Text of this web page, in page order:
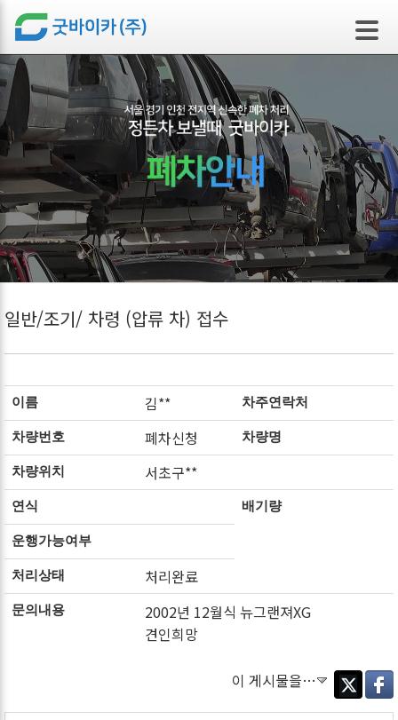
본문 바로가기
일반/조기/ 차령 (압류 차) 접수
이름 김** 차주연락처
차량번호 폐차신청 차량명
차량위치 서초구**
연식 배기량
운행가능여부
처리상태 처리완료
문의내용
2002년 12월식 뉴그랜져XG
견인희망
이 게시물을…
Twitter